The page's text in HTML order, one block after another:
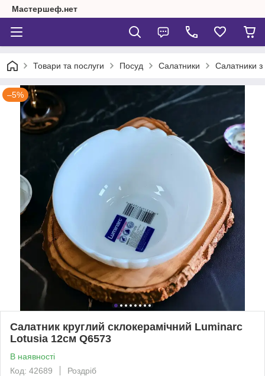
Мастершеф.нет
Товари та послуги Посуд Салатники Салатники з
–5%
Салатник круглий склокерамічний Luminarc
Lotusia 12см Q6573
В наявності
Код: 42689
Роздріб